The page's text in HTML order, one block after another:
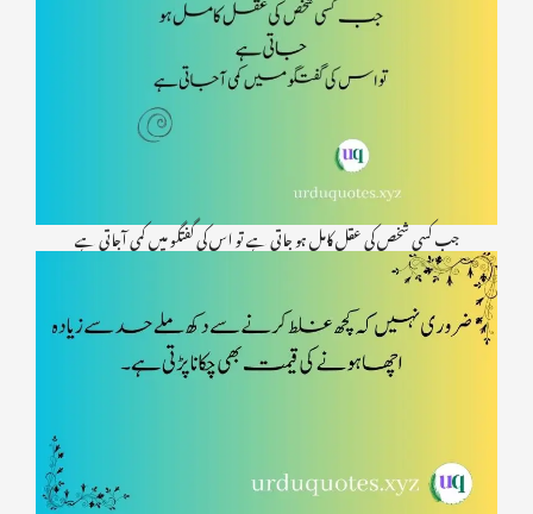
جب کسی شخص کی عقل کامل ہو جاتی ہے تو اس کی گفتگو میں کمی آجاتی ہے